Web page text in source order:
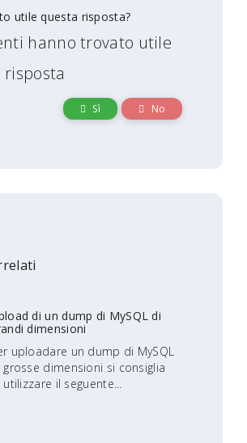
utile questa risposta?
hanno trovato utile
Sì No
di un dump di MySQL di
dimensioni
uploadare un dump di MySQL
grosse dimensioni si consiglia
utilizzare il seguente...